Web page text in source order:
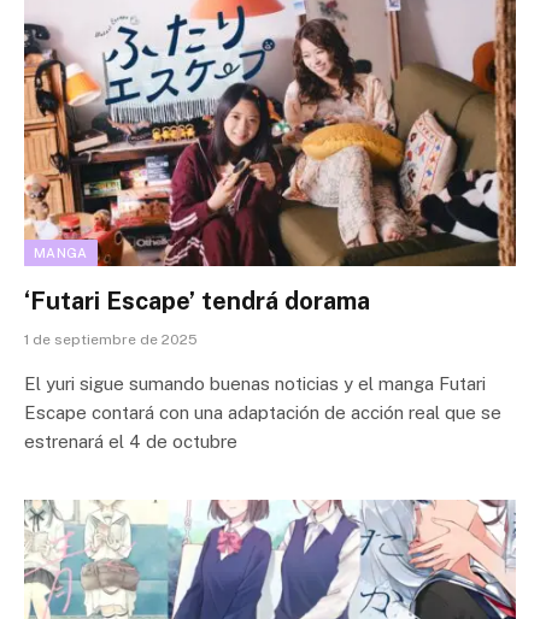
MANGA
‘Futari Escape’ tendrá dorama
1 de septiembre de 2025
El yuri sigue sumando buenas noticias y el manga Futari
Escape contará con una adaptación de acción real que se
estrenará el 4 de octubre